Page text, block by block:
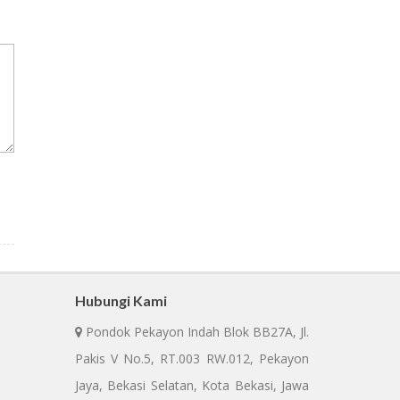
Hubungi Kami
Pondok Pekayon Indah Blok BB27A, Jl.
Pakis V No.5, RT.003 RW.012, Pekayon
Jaya, Bekasi Selatan, Kota Bekasi, Jawa